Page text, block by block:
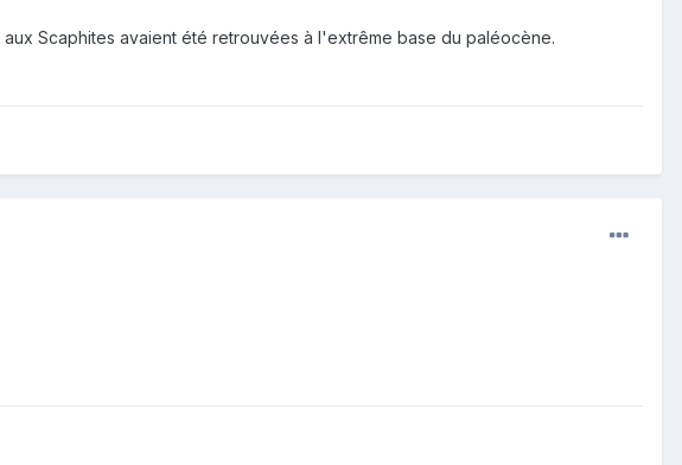
Scaphites avaient été retrouvées à l'extrême base du paléocène.